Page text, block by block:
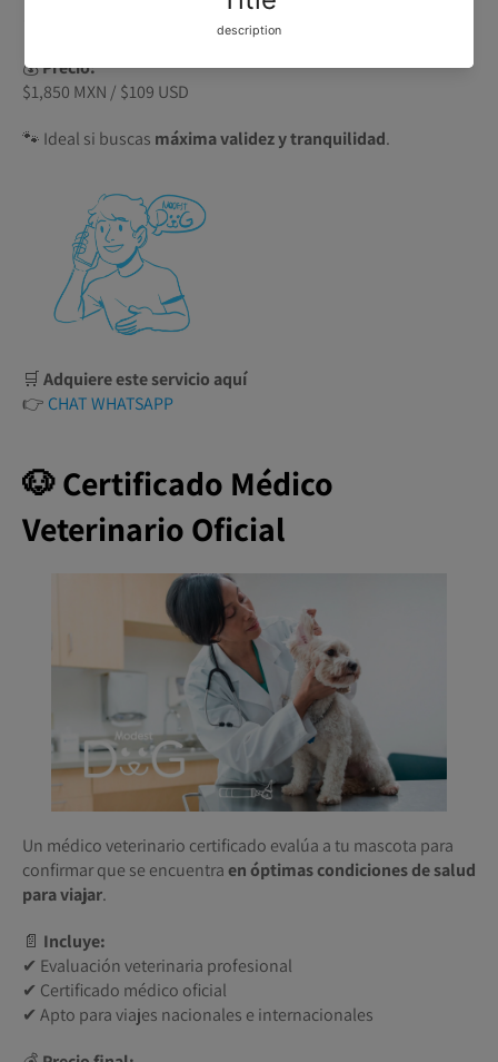
✔ Documento emitido por psiquiatra certificado
💰Precio:
$1,850 MXN / $109 USD
🐾 Ideal si buscas máxima validez y tranquilidad.
🛒Adquiere este servicio aquí
👉 CHAT WHATSAPP
🐶 Certificado Médico
Veterinario Oficial
Un médico veterinario certificado evalúa a tu mascota para
confirmar que se encuentraen óptimas condiciones de salud
para viajar.
📄 Incluye:
✔ Evaluación veterinaria profesional
✔ Certificado médico oficial
✔ Apto para viajes nacionales e internacionales